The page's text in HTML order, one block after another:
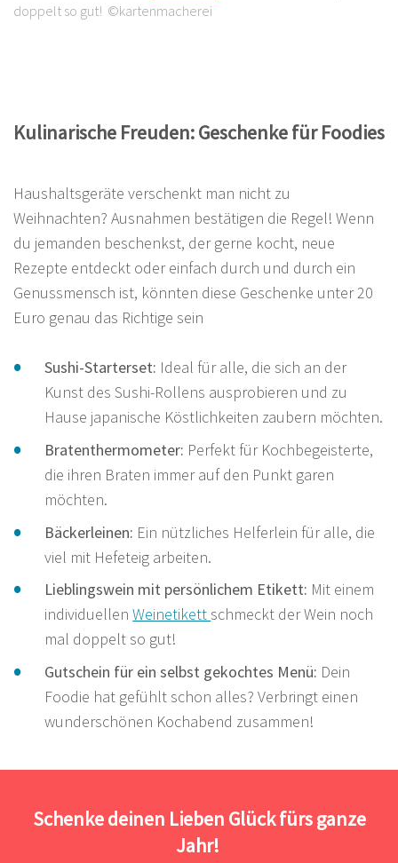
doppelt so gut! ©kartenmacherei
Kulinarische Freuden: Geschenke für Foodies
Haushaltsgeräte verschenkt man nicht zu
Weihnachten? Ausnahmen bestätigen die Regel! Wenn
du jemanden beschenkst, der gerne kocht, neue
Rezepte entdeckt oder einfach durch und durch ein
Genussmensch ist, könnten diese Geschenke unter 20
Euro genau das Richtige sein
Sushi-Starterset: Ideal für alle, die sich an der
Kunst des Sushi-Rollens ausprobieren und zu
Hause japanische Köstlichkeiten zaubern möchten.
Bratenthermometer: Perfekt für Kochbegeisterte,
die ihren Braten immer auf den Punkt garen
möchten.
Bäckerleinen: Ein nützliches Helferlein für alle, die
viel mit Hefeteig arbeiten.
Lieblingswein mit persönlichem Etikett: Mit einem
individuellenWeinetikettschmeckt der Wein noch
mal doppelt so gut!
Gutschein für ein selbst gekochtes Menü: Dein
Foodie hat gefühlt schon alles? Verbringt einen
wunderschönen Kochabend zusammen!
Schenke deinen Lieben Glück fürs ganze
Jahr!